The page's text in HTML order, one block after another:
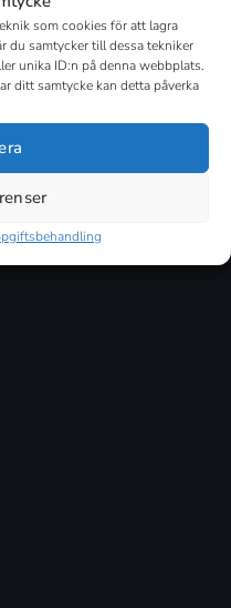
som cookies för att lagra
du samtycker till dessa tekniker
unika ID:n på denna webbplats.
ditt samtycke kan detta påverka